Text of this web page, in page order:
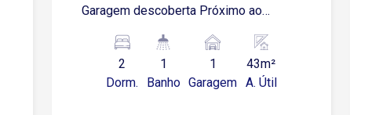
Garagem descoberta Próximo ao
supermercados.
2
Dorm.
1
Banho
1
Garagem
43m²
A. Útil